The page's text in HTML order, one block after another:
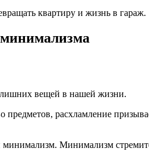
квартиру и жизнь в гараж.
вещей в нашей жизни.
расхламление
Минимализм